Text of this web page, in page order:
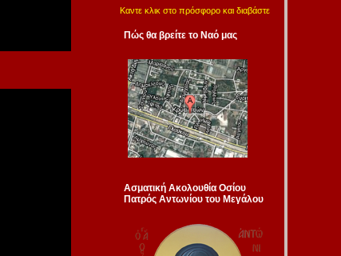
Καντε κλικ στο πρόσφορο και διαβάστε
Πώς θα βρείτε το Ναό μας
Ασματική Ακολουθία Οσίου
Πατρός Αντωνίου του Μεγάλου